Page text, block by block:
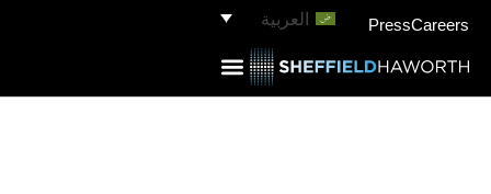
Careers
Press العربية